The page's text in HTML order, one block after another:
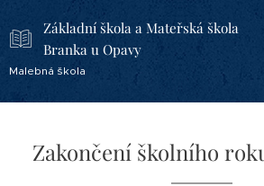
Základní škola a Mateřská škola
Branka u Opavy
Malebná škola
Zakončení školního